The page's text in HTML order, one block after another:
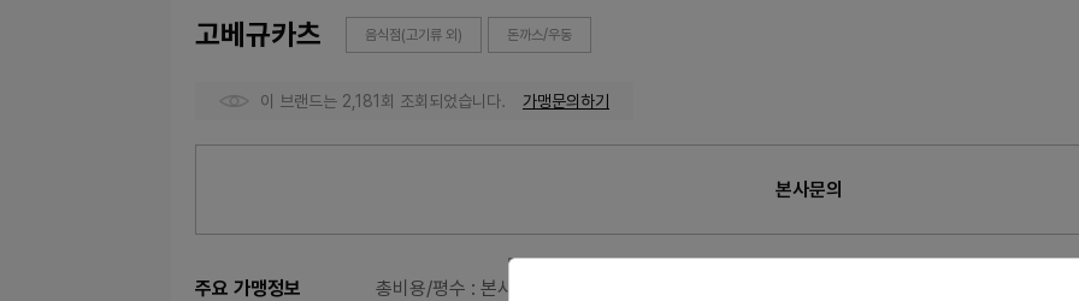
고베규카츠 음식점(고기류 외) 돈까스/우동
이 브랜드는 2,181회 조회되었습니다. 가맹문의하기
본사문의
주요 가맹정보 총비용/평수 : 본사문의